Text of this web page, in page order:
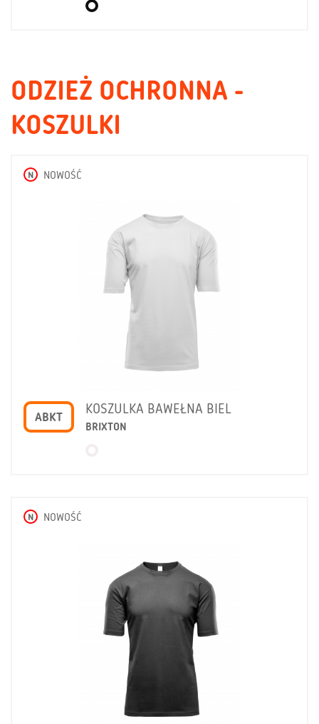
ODZIEŻ OCHRONNA -
KOSZULKI
N NOWOŚĆ
ABKT
KOSZULKA BAWEŁNA BIEL
BRIXTON
N NOWOŚĆ